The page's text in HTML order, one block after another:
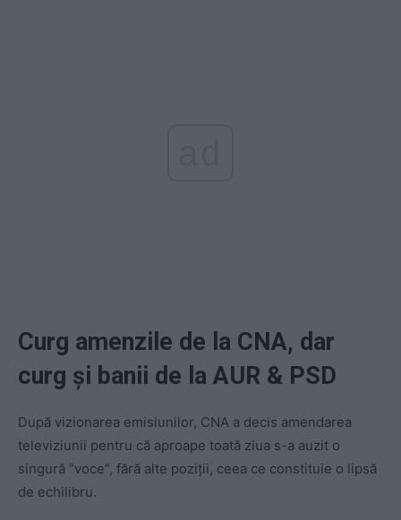
Curg amenzile de la CNA, dar
curg și banii de la AUR & PSD
După vizionarea emisiunilor, CNA a decis amendarea
televiziunii pentru că aproape toată ziua s-a auzit o
singură ”voce”, fără alte poziţii, ceea ce constituie o lipsă
de echilibru.